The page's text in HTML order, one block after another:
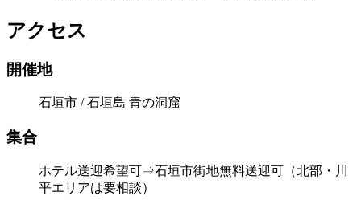
アクセス
開催地
石垣市 / 石垣島 青の洞窟
集合
ホテル送迎希望可⇒石垣市街地無料送迎可（北部・川
平エリアは要相談）